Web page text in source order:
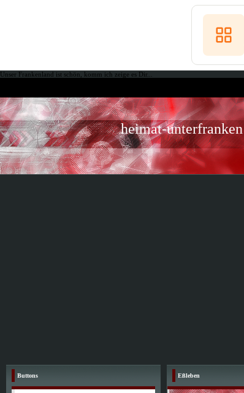
Unser Frankenland ist schön, komm ich zeige es Dir...
heimat-unterfranken
Buttons Eßleben